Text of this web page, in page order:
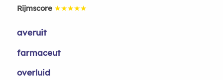
Rijmscore ★★★★★
averuit
farmaceut
overluid